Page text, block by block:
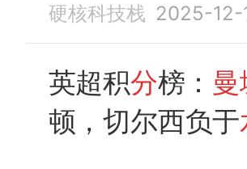
硬核科技栈 2025-12-
英超积分榜： 曼
顿，切尔西负于